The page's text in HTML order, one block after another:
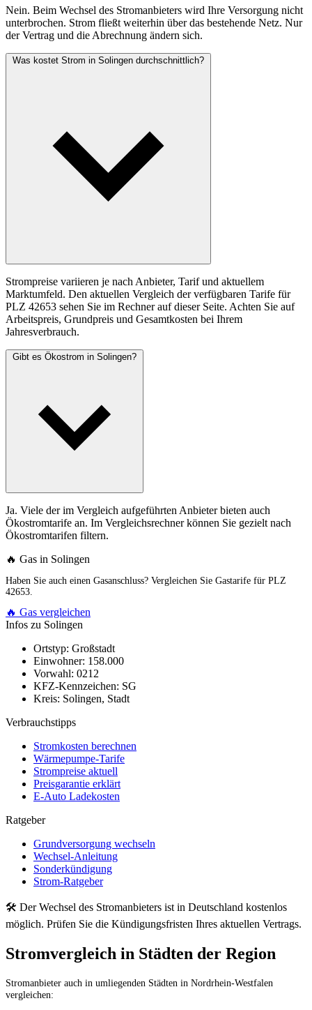
Nein. Beim Wechsel des Stromanbieters wird Ihre Versorgung nicht
unterbrochen. Strom fließt weiterhin über das bestehende Netz. Nur
der Vertrag und die Abrechnung ändern sich.
Was kostet Strom in Solingen durchschnittlich?
Strompreise variieren je nach Anbieter, Tarif und aktuellem
Marktumfeld. Den aktuellen Vergleich der verfügbaren Tarife für
PLZ 42653 sehen Sie im Rechner auf dieser Seite. Achten Sie auf
Arbeitspreis, Grundpreis und Gesamtkosten bei Ihrem
Jahresverbrauch.
Gibt es Ökostrom in Solingen?
Ja. Viele der im Vergleich aufgeführten Anbieter bieten auch
Ökostromtarife an. Im Vergleichsrechner können Sie gezielt nach
Ökostromtarifen filtern.
🔥 Gas in Solingen
Haben Sie auch einen Gasanschluss? Vergleichen Sie Gastarife für PLZ
42653.
🔥 Gas vergleichen
Infos zu Solingen
Ortstyp: Großstadt
Einwohner: 158.000
Vorwahl: 0212
KFZ-Kennzeichen: SG
Kreis: Solingen, Stadt
Verbrauchstipps
Stromkosten berechnen
Wärmepumpe-Tarife
Strompreise aktuell
Preisgarantie erklärt
E-Auto Ladekosten
Ratgeber
Grundversorgung wechseln
Wechsel-Anleitung
Sonderkündigung
Strom-Ratgeber
🛠 Der Wechsel des Stromanbieters ist in Deutschland kostenlos
möglich. Prüfen Sie die Kündigungsfristen Ihres aktuellen Vertrags.
Stromvergleich in Städten der Region
Stromanbieter auch in umliegenden Städten in Nordrhein-Westfalen
vergleichen: